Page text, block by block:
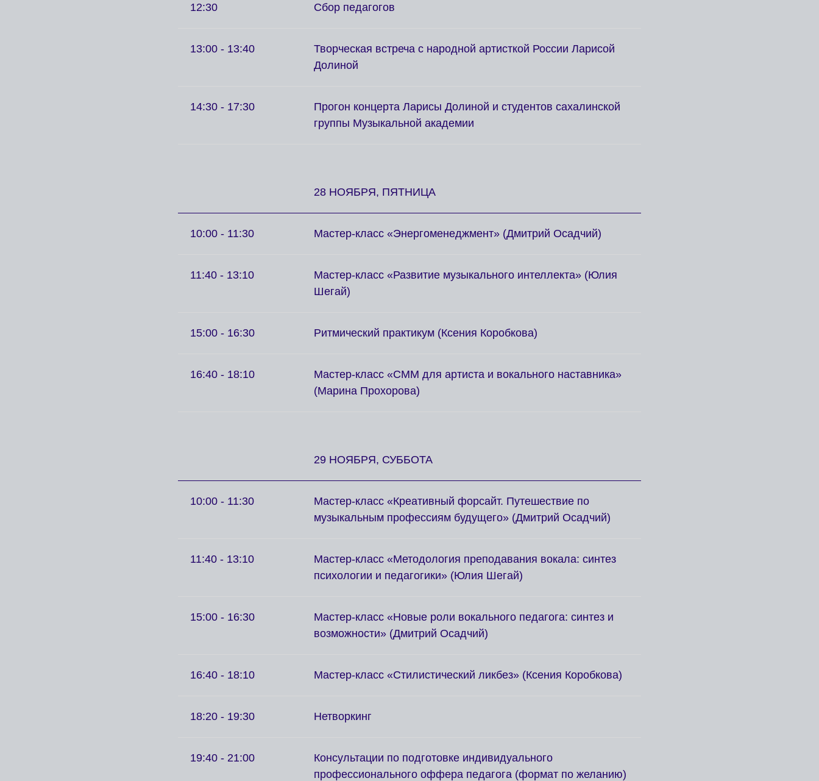
12:30 Сбор педагогов
13:00 - 13:40
Творческая встреча с народной артисткой России Ларисой
Долиной
14:30 - 17:30
Прогон концерта Ларисы Долиной и студентов сахалинской
группы Музыкальной академии
28 НОЯБРЯ, ПЯТНИЦА
10:00 - 11:30 Мастер-класс «Энергоменеджмент» (Дмитрий Осадчий)
11:40 - 13:10
Мастер-класс «Развитие музыкального интеллекта» (Юлия
Шегай)
15:00 - 16:30 Ритмический практикум (Ксения Коробкова)
16:40 - 18:10
Мастер-класс «СММ для артиста и вокального наставника»
(Марина Прохорова)
29 НОЯБРЯ, СУББОТА
10:00 - 11:30
Мастер-класс «Креативный форсайт. Путешествие по
музыкальным профессиям будущего» (Дмитрий Осадчий)
11:40 - 13:10
Мастер-класс «Методология преподавания вокала: синтез
психологии и педагогики» (Юлия Шегай)
15:00 - 16:30
Мастер-класс «Новые роли вокального педагога: синтез и
возможности» (Дмитрий Осадчий)
16:40 - 18:10 Мастер-класс «Стилистический ликбез» (Ксения Коробкова)
18:20 - 19:30 Нетворкинг
19:40 - 21:00
Консультации по подготовке индивидуального
профессионального оффера педагога (формат по желанию)